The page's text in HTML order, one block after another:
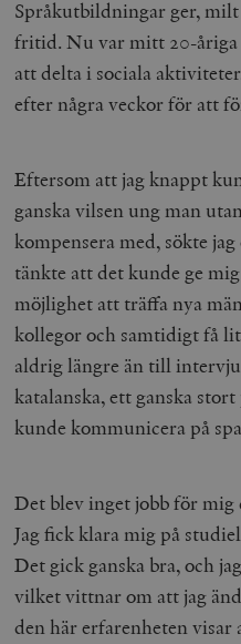
Språkutbildningar ger,
fritid. Nu var mitt 20-
att delta i sociala
efter några veckor för att
Eftersom att jag knappt
ganska vilsen ung man
kompensera med, sökte
tänkte att det kunde ge
möjlighet att träffa nya
kollegor och samtidigt få
aldrig längre än till
katalanska, ett ganska
kunde kommunicera på
Det blev inget jobb för mig
Jag fick klara mig på
Det gick ganska bra, och
vilket vittnar om att jag
den här erfarenheten